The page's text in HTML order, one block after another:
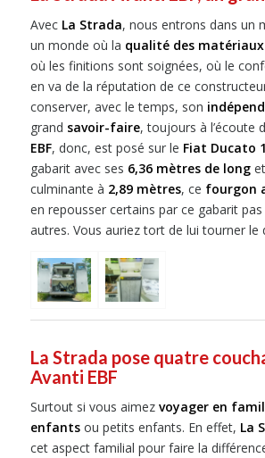
Avec La Strada, nous entrons dans un
un monde où la qualité des
où les finitions sont soignées, où le
en va de la réputation de ce
conserver, avec le temps, son
grand savoir-faire, toujours à l’écoute
EBF, donc, est posé sur le Fiat Ducato
gabarit avec ses 6,36 mètres de longet
culminante à 2,89 mètres, ce fourgon
en repousser certains par ce gabarit
autres. Vous auriez tort de lui tourner le
La Strada pose quatre
Avanti EBF
Surtout si vous aimez voyager en
enfantsou petits enfants. En effet, La
cet aspect familial pour faire la